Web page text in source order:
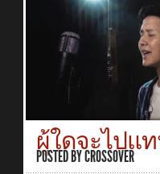
แค่เชื่อวางใจและฝากไว้
เข้ามาเป็นความหวังที่มีข้
พบสิ่งที่สวยงามChorus:ใ
เห็นรักของพระเจ้านำทา
เธอได้เห็นความรักยิ่งให
พระองค์ พระเจ้าผู้เป็นควา
นี้ได้ที่Spotify: https://
https://www.joox.com/th/
https://
Chart-.pdf
ผู้ใดจะไปแท
POSTED BYCROSSOVER